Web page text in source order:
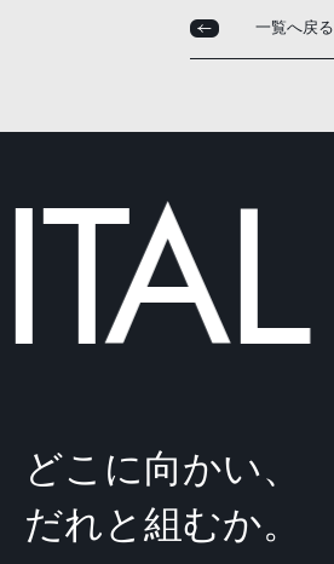
一覧へ戻る
どこに向かい、
だれと組むか。